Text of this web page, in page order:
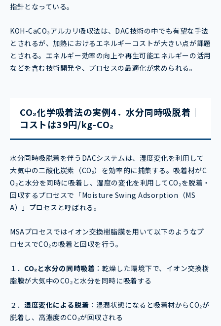
指針となっている。
KOH-CaCO₃アルカリ吸収法は、DAC技術の中でも有望な手法
とされるが、加熱におけるエネルギーコストが大きい点が課題
とされる。エネルギー効率の向上や再生可能エネルギーの活用
などを含む技術開発や、プロセスの最適化が求められる。
CO₂化学吸着法の実例4．水分同時吸脱着｜
コストは39円/kg-CO₂
水分同時吸脱着を伴うDACシステムは、湿度変化を利用して
大気中の二酸化炭素（CO₂）を効率的に捕集する。吸着材がC
O₂と水分を同時に吸着し、湿度の変化を利用してCO₂を脱着・
回収するプロセスで「Moisture Swing Adsorption（MS
A）」プロセスと呼ばれる。
MSAプロセスではイオン交換樹脂膜を用いて以下のようなプ
ロセスでCO₂の吸着と回収を行う。
１． CO₂と水分の同時吸着 ：乾燥した環境下で、イオン交換樹
脂膜が大気中のCO₂と水分を同時に吸着する
２．湿度変化による脱着 ：湿潤状態になると吸着材からCO₂が
脱着し、高濃度のCO₂が回収される